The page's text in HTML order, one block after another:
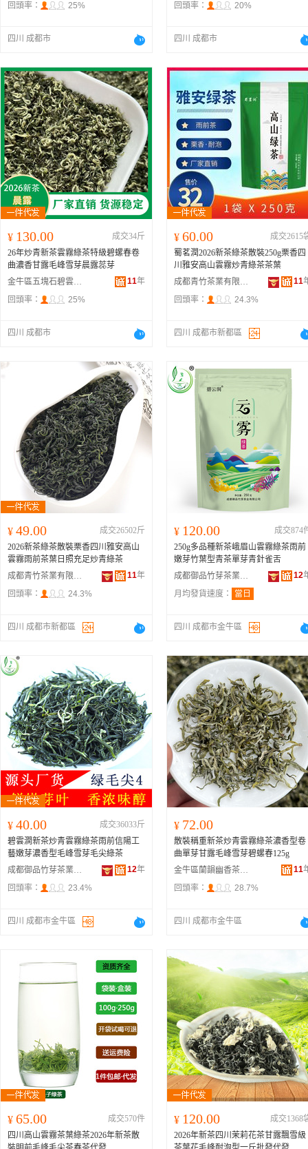
回頭率：
25%
四川 成都市
回頭率：
20%
四川 成都市
¥ 130.00
成交34斤
26年炒青新茶雲霧綠茶特級碧螺春卷
曲濃香甘露毛峰雪芽晨露蕊芽
金牛區五塊石碧雲澗茶業商行
11年
回頭率：
25%
四川 成都市
¥ 60.00
成交2615
蜀茗潤2026新茶綠茶散裝250g栗香四
川雅安高山雲霧炒青綠茶茶葉
成都青竹茶業有限公司
11
回頭率：
24.3%
四川 成都市新都區
¥ 49.00
成交26502斤
2026新茶綠茶散裝栗香四川雅安高山
雲霧雨前茶葉日照充足炒青綠茶
成都青竹茶業有限公司
11年
回頭率：
24.3%
四川 成都市新都區
¥ 120.00
成交874
250g多品種新茶峨眉山雲霧綠茶雨前
嫩芽竹葉型青茶單芽青針雀舌
成都御品竹芽茶業有限公司
12
月均發貨速度：
當日
四川 成都市金牛區
¥ 40.00
成交36033斤
碧雲澗新茶炒青雲霧綠茶雨前信陽工
藝嫩芽濃香型毛峰雪芽毛尖綠茶
成都御品竹芽茶業有限公司
12年
回頭率：
23.4%
四川 成都市金牛區
¥ 72.00
散裝稱重新茶炒青雲霧綠茶濃香型卷
曲單芽甘露毛峰雪芽碧螺春125g
金牛區蘭韻幽香茶業經營部
11
回頭率：
28.7%
四川 成都市金牛區
¥ 65.00
成交570件
四川高山雲霧茶葉綠茶2026年新茶散
¥ 120.00
成交1368
2026年新茶四川茉莉花茶甘露飄雪級